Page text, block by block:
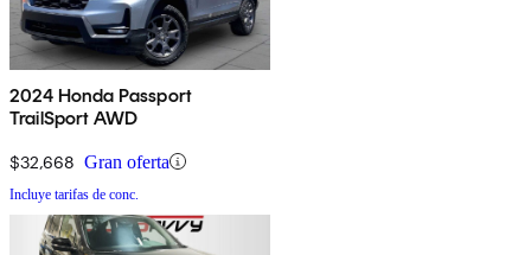
2024 Honda Passport
TrailSport AWD
$32,668 Gran oferta
Incluye tarifas de conc.